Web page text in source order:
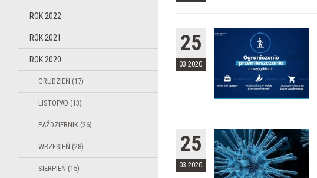
ROK 2022
ROK 2021
ROK 2020
GRUDZIEŃ (17)
LISTOPAD (13)
PAŹDZIERNIK (26)
WRZESIEŃ (28)
SIERPIEŃ (15)
25
03 2020
25
03 2020